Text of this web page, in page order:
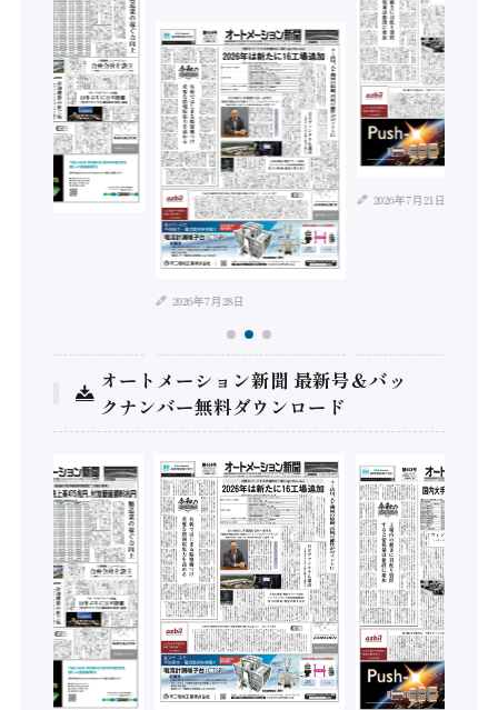
2026年7月28日
2026年7月21日
オートメーション新聞 最新号＆バッ
クナンバー無料ダウンロード